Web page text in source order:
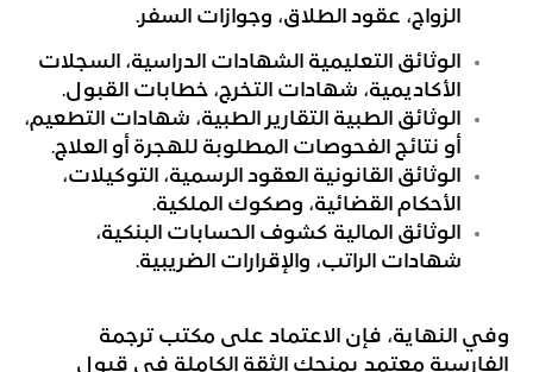
الزواج، عقود الطلاق، وجوازات السفر.
الوثائق التعليمية الشهادات الدراسية، السجلات
الأكاديمية، شهادات التخرج، خطابات القبول.
الوثائق الطبية التقارير الطبية، شهادات التطعيم،
أو نتائج الفحوصات المطلوبة للهجرة أو العلاج.
الوثائق القانونية العقود الرسمية، التوكيلات،
الأحكام القضائية، وصكوك الملكية.
الوثائق المالية كشوف الحسابات البنكية،
شهادات الراتب، والإقرارات الضريبية.
وفي النهاية، فإن الاعتماد على مكتب ترجمة
الفارسية معتمد يمنحك الثقة الكاملة في قبول